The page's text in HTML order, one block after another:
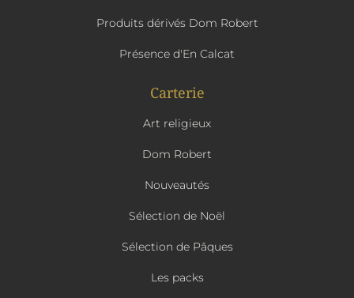
Produits dérivés Dom Robert
Présence d'En Calcat
Carterie
Art religieux
Dom Robert
Nouveautés
Sélection de Noël
Sélection de Pâques
Les packs